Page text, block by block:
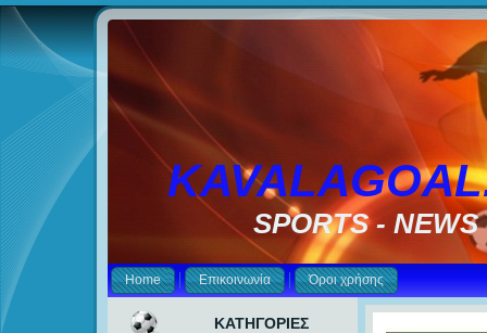
SPORTS - NEWS
Home Επικοινωνία Όροι χρήσης
ΚΑΤΗΓΟΡΙΕΣ